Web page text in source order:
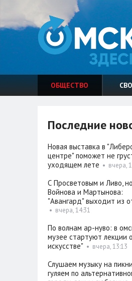
ОБЩЕСТВО
Последние
Новая выставка в
центре" поможет не
уходящем лете • вчера,
С Просветовым и Ливо,
Войнова и Мартынова:
"Авангард" выходит из
• вчера, 14:31
По волнам ар-нуво: в
музее стартуют лекции
искусстве" • вчера, 13:13
Слушаем музыку на
гуляем по